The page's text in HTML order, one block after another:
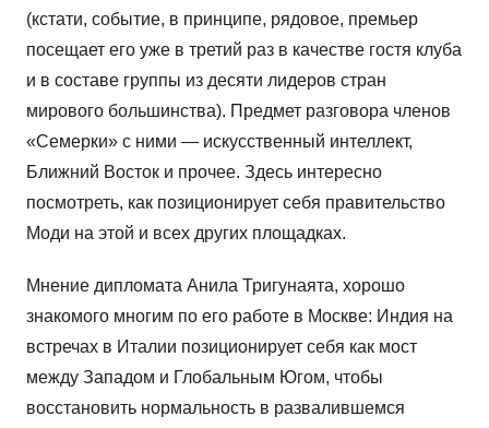
(кстати, событие, в принципе, рядовое, премьер
посещает его уже в третий раз в качестве гостя клуба
и в составе группы из десяти лидеров стран
мирового большинства). Предмет разговора членов
«Семерки» с ними — искусственный интеллект,
Ближний Восток и прочее. Здесь интересно
посмотреть, как позиционирует себя правительство
Моди на этой и всех других площадках.
Мнение дипломата Анила Тригунаята, хорошо
знакомого многим по его работе в Москве: Индия на
встречах в Италии позиционирует себя как мост
между Западом и Глобальным Югом, чтобы
восстановить нормальность в развалившемся